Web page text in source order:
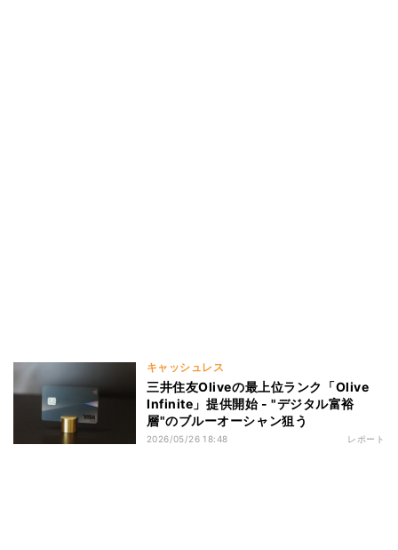
キャッシュレス
三井住友Oliveの最上位ランク「Olive
Infinite」提供開始 - "デジタル富裕
層"のブルーオーシャン狙う
2026/05/26 18:48 レポート